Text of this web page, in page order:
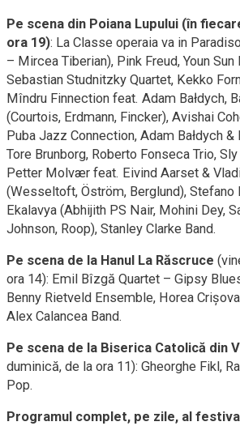
Pe scena din Poiana Lupului (în
ora 19): La Classe operaia va in
– Mircea Tiberian), Pink Freud, Youn
Sebastian Studnitzky Quartet, Kekko
Mîndru Finnection feat. Adam Bałdych,
(Courtois, Erdmann, Fincker), Avishai
Puba Jazz Connection, Adam Bałdych
Tore Brunborg, Roberto Fonseca Trio,
Petter Molvær feat. Eivind Aarset &
(Wesseltoft, Öström, Berglund), Stefano
Ekalavya (Abhijith PS Nair, Mohini Dey,
Johnson, Roop), Stanley Clarke Band.
Pe scena de la Hanul La Răscruce
ora 14): Emil Bîzgă Quartet – Gipsy
Benny Rietveld Ensemble, Horea
Alex Calancea Band.
Pe scena de la Biserica Catolică din
duminică, de la ora 11): Gheorghe Fikl,
Pop.
Programul complet, pe zile, al